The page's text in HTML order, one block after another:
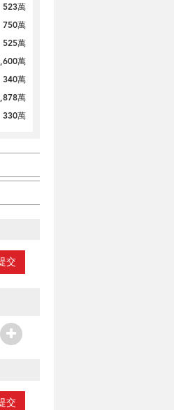
523萬
750萬
525萬
萬
340萬
萬
330萬
交
交